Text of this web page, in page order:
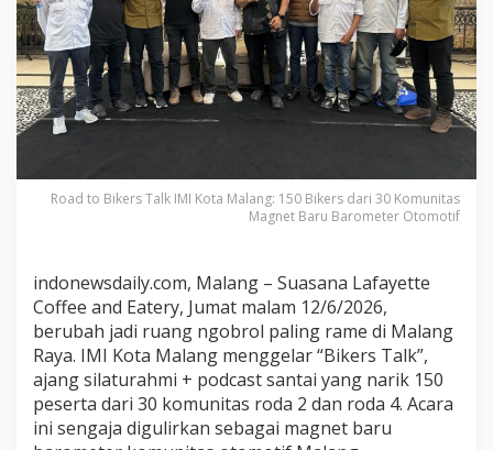
M
I
K
o
t
a
l
:
1
5
0
B
i
k
Road to Bikers Talk IMI Kota Malang: 150 Bikers dari 30 Komunitas
Magnet Baru Barometer Otomotif
indonewsdaily.com, Malang – Suasana Lafayette
Coffee and Eatery, Jumat malam 12/6/2026,
berubah jadi ruang ngobrol paling rame di Malang
Raya. IMI Kota Malang menggelar “Bikers Talk”,
ajang silaturahmi + podcast santai yang narik 150
peserta dari 30 komunitas roda 2 dan roda 4. Acara
ini sengaja digulirkan sebagai magnet baru